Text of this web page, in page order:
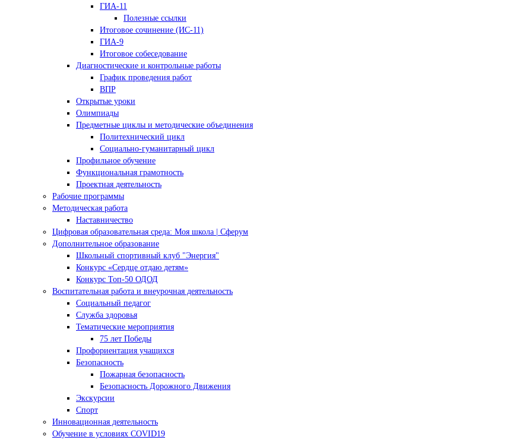
ГИА-11
Полезные ссылки
Итоговое сочинение (ИС-11)
ГИА-9
Итоговое собеседование
Диагностические и контрольные работы
График проведения работ
ВПР
Открытые уроки
Олимпиады
Предметные циклы и методические объединения
Политехнический цикл
Социально-гуманитарный цикл
Профильное обучение
Функциональная грамотность
Проектная деятельность
Рабочие программы
Методическая работа
Наставничество
Цифровая образовательная среда: Моя школа | Сферум
Дополнительное образование
Школьный спортивный клуб "Энергия"
Конкурс «Сердце отдаю детям»
Конкурс Топ-50 ОДОД
Воспитательная работа и внеурочная деятельность
Социальный педагог
Служба здоровья
Тематические мероприятия
75 лет Победы
Профориентация учащихся
Безопасность
Пожарная безопасность
Безопасность Дорожного Движения
Экскурсии
Спорт
Инновационная деятельность
Обучение в условиях COVID19